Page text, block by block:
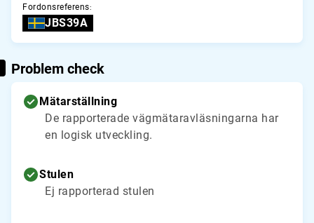
Fordonsreferens:
JBS39A
Problem check
Mätarställning
De rapporterade vägmätaravläsningarna har
en logisk utveckling.
Stulen
Ej rapporterad stulen